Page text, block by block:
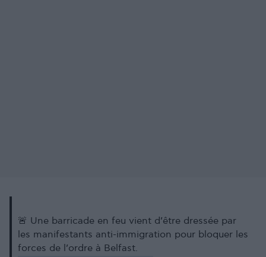
🚨 Une barricade en feu vient d’être dressée par
les manifestants anti-immigration pour bloquer les
forces de l’ordre à Belfast.